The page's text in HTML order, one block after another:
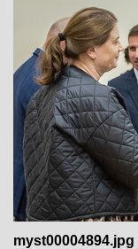
myst00004894.jpg